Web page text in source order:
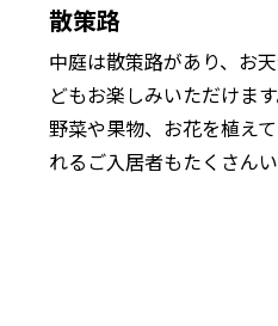
散策路
中庭は散策路があり、お
どもお楽しみいただけま
野菜や果物、お花を植え
れるご入居者もたくさん